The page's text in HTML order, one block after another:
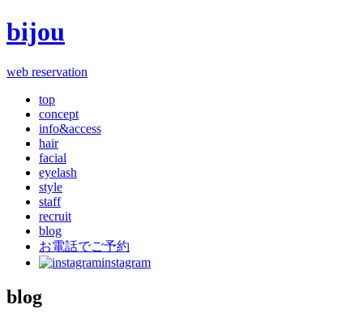
bijou
web reservation
top
concept
info&access
hair
facial
eyelash
style
staff
recruit
blog
お電話でご予約
instagram
blog